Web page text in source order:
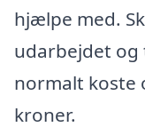
hjælpe med.
udarbejdet og
normalt koste
kroner.